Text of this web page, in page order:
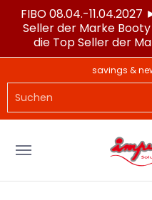
Zum Hauptinhalt springen
FIBO 08.04.-
Seller der Marke
die Top Seller der
LAGERWAREsavings &